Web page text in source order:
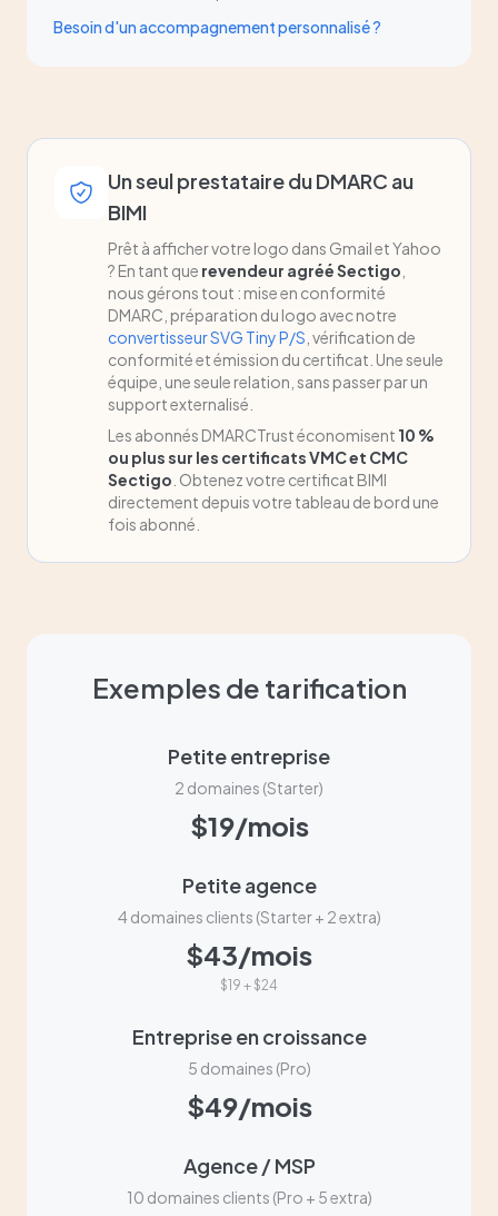
Besoin d'un accompagnement personnalisé ?
Un seul prestataire du DMARC au
BIMI
Prêt à afficher votre logo dans Gmail et Yahoo
? En tant que revendeur agréé Sectigo
nous gérons tout : mise en conformité
DMARC, préparation du logo avec notre
convertisseur SVG Tiny P/S , vérification de
conformité et émission du certificat. Une seule
équipe, une seule relation, sans passer par un
support externalisé.
Les abonnés DMARCTrust économisent 10 %
ou plus sur les certificats VMC et CMC
Sectigo . Obtenez votre certificat BIMI
directement depuis votre tableau de bord une
fois abonné.
Exemples de tarification
Petite entreprise
2 domaines (Starter)
$19/mois
Petite agence
4 domaines clients (Starter + 2 extra)
$43/mois
$19 + $24
Entreprise en croissance
5 domaines (Pro)
$49/mois
Agence / MSP
10 domaines clients (Pro + 5 extra)